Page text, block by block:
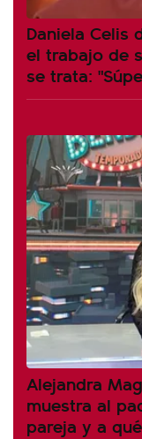
Daniela Celis
el trabajo de
se trata:
Alejandra
muestra al
pareja y a